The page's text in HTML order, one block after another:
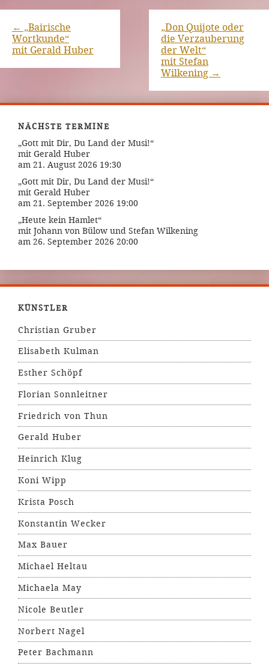
← „Bairische
Wortkunde“
mit Gerald Huber
„Don Quijote oder
die Verzauberung
der Welt“
mit Stefan
Wilkening →
NÄCHSTE TERMINE
„Gott mit Dir, Du Land der Musi!“
mit Gerald Huber
am 21. August 2026 19:30
„Gott mit Dir, Du Land der Musi!“
mit Gerald Huber
am 21. September 2026 19:00
„Heute kein Hamlet“
mit Johann von Bülow und Stefan Wilkening
am 26. September 2026 20:00
KÜNSTLER
Christian Gruber
Elisabeth Kulman
Esther Schöpf
Florian Sonnleitner
Friedrich von Thun
Gerald Huber
Heinrich Klug
Koni Wipp
Krista Posch
Konstantin Wecker
Max Bauer
Michael Heltau
Michaela May
Nicole Beutler
Norbert Nagel
Peter Bachmann